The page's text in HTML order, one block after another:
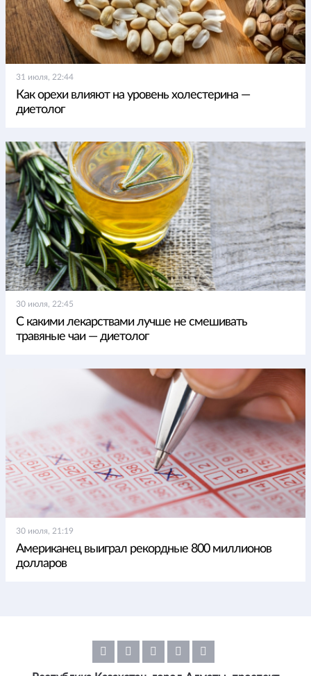
31 июля, 22:44
Как орехи влияют на уровень холестерина —
диетолог
30 июля, 22:45
С какими лекарствами лучше не смешивать
травяные чаи — диетолог
30 июля, 21:19
Американец выиграл рекордные 800 миллионов
долларов